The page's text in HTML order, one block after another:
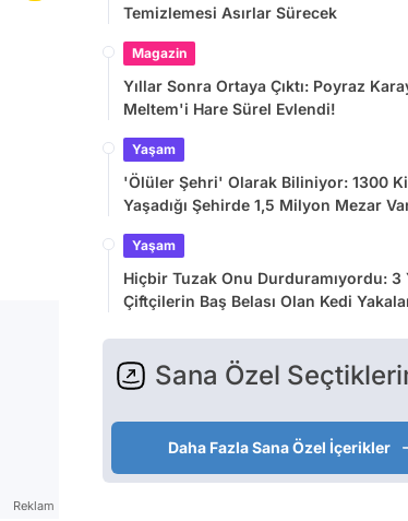
Reklam
Temizlemesi Asırlar Sürecek
Magazin
Yıllar Sonra Ortaya Çıktı: Poyraz
Meltem'i Hare Sürel Evlendi!
Yaşam
'Ölüler Şehri' Olarak Biliniyor: 1300
Yaşadığı Şehirde 1,5 Milyon Mezar
Yaşam
Hiçbir Tuzak Onu Durduramıyordu: 3
Çiftçilerin Baş Belası Olan Kedi
Sana Özel
Daha Fazla Sana Özel İçerikler